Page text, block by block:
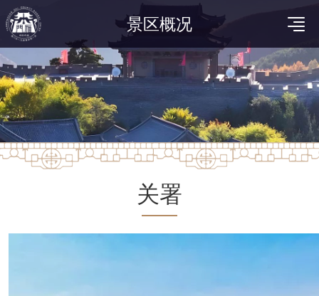
景区概况
关署